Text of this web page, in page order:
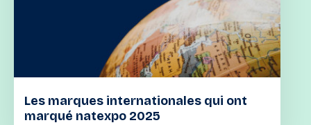
Les marques internationales qui ont
marqué natexpo 2025